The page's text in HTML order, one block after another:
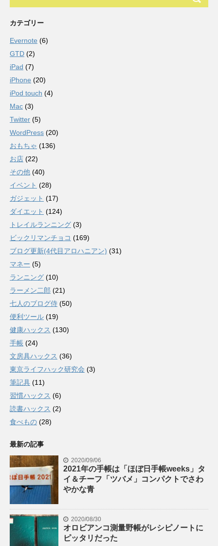
カテゴリー
Evernote (6)
GTD (2)
iPad (7)
iPhone (20)
iPod touch (4)
Mac (3)
Twitter (5)
WordPress (20)
おもちゃ (136)
お店 (22)
その他 (40)
イベント (28)
ガジェット (17)
ダイエット (124)
トレイルランニング (3)
ビックリマンチョコ (169)
ブログ更新(4代目アロハニアン) (31)
マネー (5)
ランニング (10)
ラーメン二郎 (21)
七人のブログ侍 (50)
便利ツール (19)
健康ハックス (130)
手帳 (24)
文房具ハックス (36)
東京ライフハック研究会 (3)
筆記具 (11)
習慣ハックス (6)
読書ハックス (2)
食べもの (28)
最新の記事
2020/09/06
2021年の手帳は「ほぼ日手帳weeks」タ
イ＆チーフ「ツバメ」コンパクトでさわ
やかな青
2020/08/30
オロビアンコ測量野帳がレシピノートに
ピッタリだった